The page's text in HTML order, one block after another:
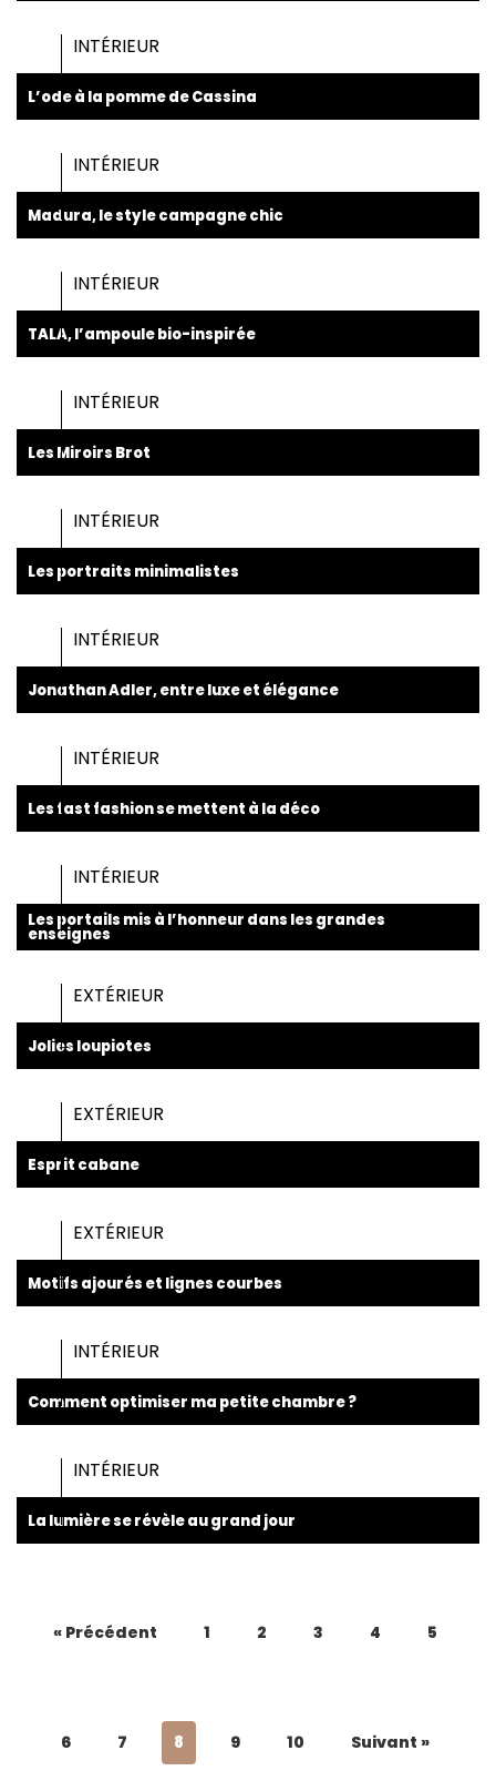
INTÉRIEUR
L’ode à la pomme de Cassina
INTÉRIEUR
Madura, le style campagne chic
INTÉRIEUR
TALA, l’ampoule bio-inspirée
INTÉRIEUR
Les Miroirs Brot
INTÉRIEUR
Les portraits minimalistes
INTÉRIEUR
Jonathan Adler, entre luxe et élégance
INTÉRIEUR
Les fast fashion se mettent à la déco
INTÉRIEUR
Les portails mis à l’honneur dans les grandes
enseignes
EXTÉRIEUR
Jolies loupiotes
EXTÉRIEUR
Esprit cabane
EXTÉRIEUR
Motifs ajourés et lignes courbes
INTÉRIEUR
Comment optimiser ma petite chambre ?
INTÉRIEUR
La lumière se révèle au grand jour
« Précédent 1 2 3 4 5
6 7 8 9 10 Suivant »